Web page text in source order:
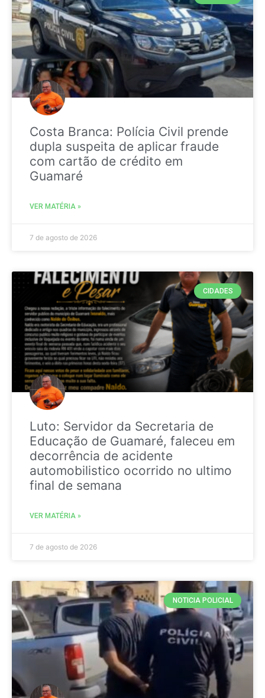
Costa Branca: Polícia Civil prende
dupla suspeita de aplicar fraude
com cartão de crédito em
Guamaré
VER MATÉRIA »
7 de agosto de 2026
CIDADES
Luto: Servidor da Secretaria de
Educação de Guamaré, faleceu em
decorrência de acidente
automobilistico ocorrido no ultimo
final de semana
VER MATÉRIA »
7 de agosto de 2026
NOTICIA POLICIAL